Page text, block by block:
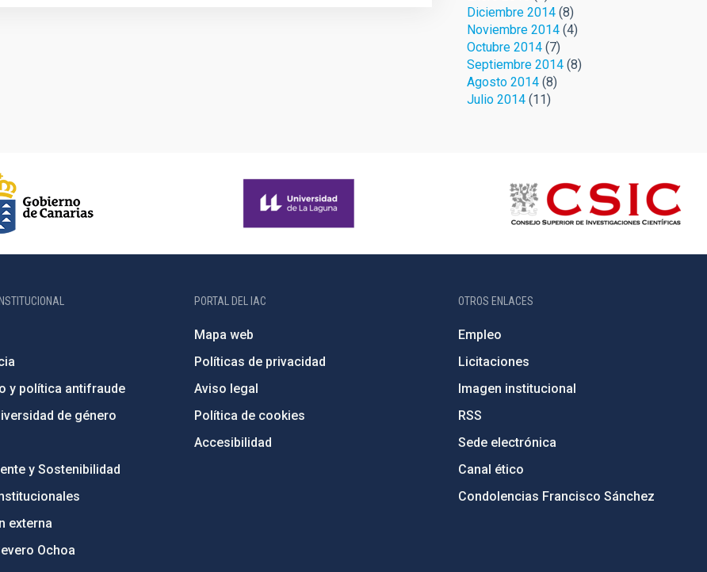
Diciembre 2014(8)
Noviembre 2014(4)
Octubre 2014(7)
Septiembre 2014(8)
Agosto 2014(8)
Julio 2014(11)
y política antifraude
de género
y Sostenibilidad
externa
Ochoa
PORTAL DEL IAC
Mapa web
Políticas de privacidad
Aviso legal
Política de cookies
Accesibilidad
OTROS ENLACES
Empleo
Licitaciones
Imagen institucional
RSS
Sede electrónica
Canal ético
Condolencias Francisco Sánchez